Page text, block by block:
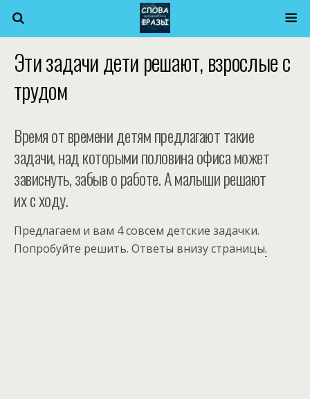
Эти задачи дети решают, взрослые с
трудом
Время от времени детям предлагают такие
задачи, над которыми половина офиса может
зависнуть, забыв о работе. А малыши решают
их с ходу.
Предлагаем и вам 4 совсем детские задачки.
Попробуйте решить. Ответы внизу страницы.